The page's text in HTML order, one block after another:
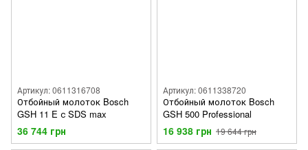
Артикул: 0611316708
Отбойный молоток Bosch
GSH 11 E с SDS max
36 744 грн
Артикул: 0611338720
Отбойный молоток Bosch
GSH 500 Professional
16 938 грн 19 644 грн